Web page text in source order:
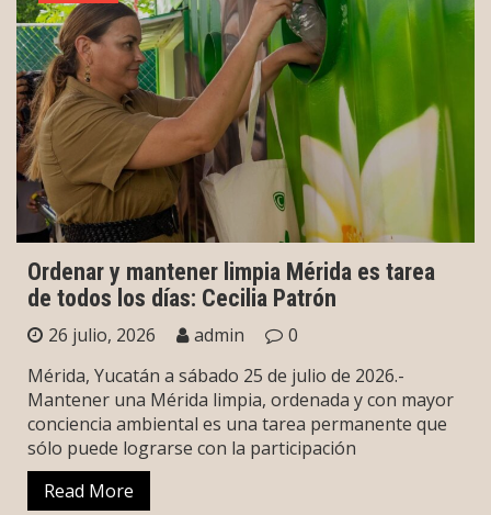
Ordenar y mantener limpia Mérida es tarea
de todos los días: Cecilia Patrón
26 julio, 2026 admin
0
Mérida, Yucatán a sábado 25 de julio de 2026.-
Mantener una Mérida limpia, ordenada y con mayor
conciencia ambiental es una tarea permanente que
sólo puede lograrse con la participación
Read More